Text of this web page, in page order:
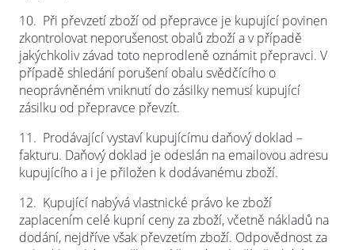
10. Při převzetí zboží od přepravce je kupující povinen
zkontrolovat neporušenost obalů zboží a v případě
jakýchkoliv závad toto neprodleně oznámit přepravci. V
případě shledání porušení obalu svědčícího o
neoprávněném vniknutí do zásilky nemusí kupující
zásilku od přepravce převzít.
11. Prodávající vystaví kupujícímu daňový doklad –
fakturu. Daňový doklad je odeslán na emailovou adresu
kupujícího a i je přiložen k dodávanému zboží.
12. Kupující nabývá vlastnické právo ke zboží
zaplacením celé kupní ceny za zboží, včetně nákladů na
dodání, nejdříve však převzetím zboží. Odpovědnost za